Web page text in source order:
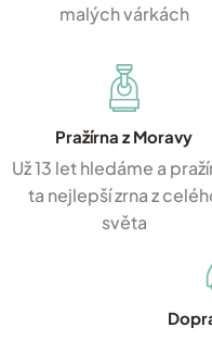
malých várkách
Pražírna z Moravy
Už 13 let hledáme a
ta nejlepší zrna z
světa